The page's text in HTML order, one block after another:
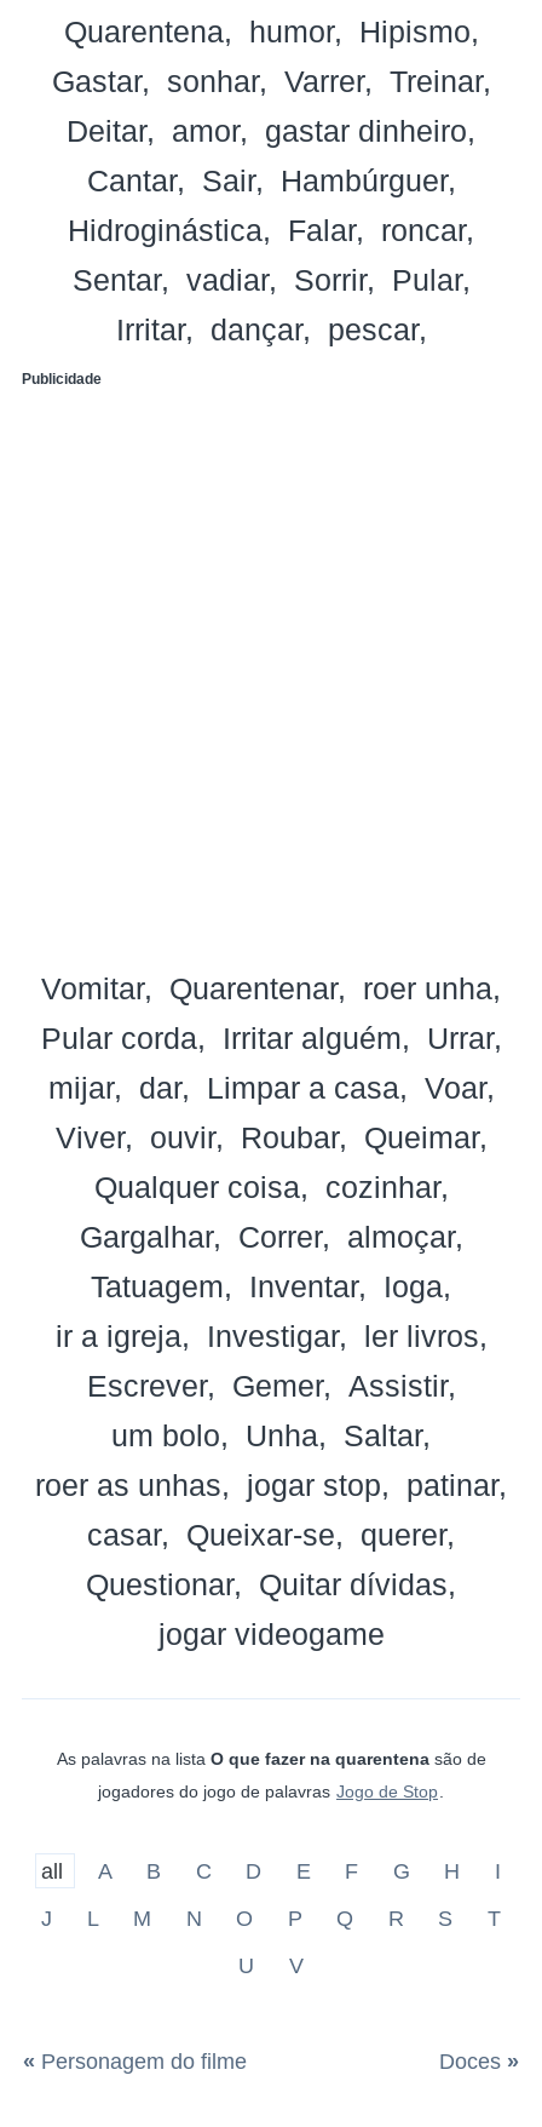
Quarentena
humor
Hipismo
Gastar
sonhar Varrer
Treinar
Deitar
amor
gastar dinheiro
Cantar
Sair
Hambúrguer
Hidroginástica
Falar
roncar
Sentar
vadiar Sorrir
Pular
Irritar
dançar pescar
Publicidade
Vomitar Quarentenar
roer unha
Pular corda
Irritar alguém
Urrar
mijar
dar Limpar a casa
Voar
Viver
ouvir Roubar
Queimar
Qualquer coisa
cozinhar
Gargalhar
Correr
almoçar
Tatuagem
Inventar
Ioga
ir a igreja
Investigar
ler livros
Escrever
Gemer
Assistir
um bolo
Unha
Saltar
roer as unhas
jogar stop
patinar
casar
Queixar-se
querer
Questionar
Quitar dívidas
jogar videogame
As palavras na lista O que fazer na quarentenasão de
jogadores do jogo de palavras Jogo de Stop
all A B C D E F G H
I
J
L M N O P Q R S
T
U
V
« Personagem do filme Doces »